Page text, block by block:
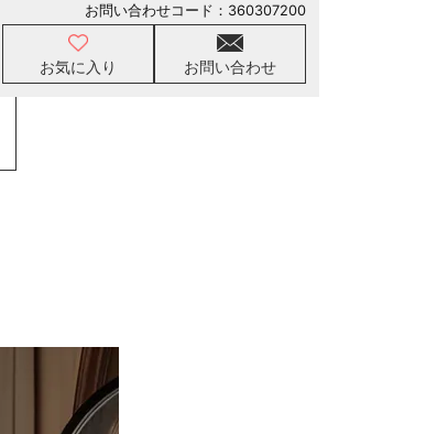
お気に入り お問い合わせ
お問い合わせコード： 360307200